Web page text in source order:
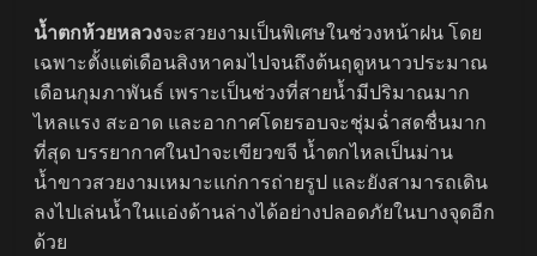
น้ำตกห้วยหลวงจะสวยงามเป็นพิเศษในช่วงหน้าฝน โดย
เฉพาะตั้งแต่เดือนสิงหาคมไปจนถึงต้นฤดูหนาวประมาณ
เดือนกุมภาพันธ์ เพราะเป็นช่วงที่สายน้ำมีปริมาณมาก
ไหลแรง สะอาด และอากาศโดยรอบจะชุ่มฉ่ำสดชื่นมาก
ที่สุด บรรยากาศในป่าจะเขียวขจี น้ำตกไหลเป็นม่าน
น้ำขาวสวยงามเหมาะแก่การถ่ายรูป และยังสามารถเดิน
ลงไปเล่นน้ำในแอ่งด้านล่างได้อย่างปลอดภัยในบางจุดอีก
ด้วย